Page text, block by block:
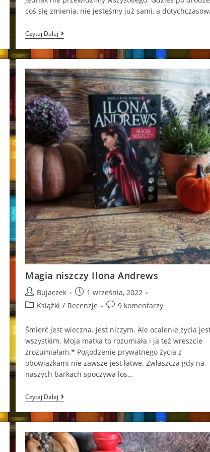
coś się zmienia, nie jesteśmy już sami, a
Czytaj Dalej Magia
Zmienia
Ilona
Andrews
Magia niszczy Ilona Andrews
Post
author:
Bujaczek
Post
published:
1 września, 2022
PostKsiążki / Recenzje
Post9 komentarzy
Śmierć jest wieczna. Jest niczym. Ale ocalenie życia
wszystkim. Moja matka to rozumiała i ja też wreszcie
zrozumiałam.* Pogodzenie prywatnego życia z
obowiązkami nie zawsze jest łatwe. Zwłaszcza gdy na
naszych barkach spoczywa los…
Czytaj Dalej Magia
Niszczy
Ilona
Andrews